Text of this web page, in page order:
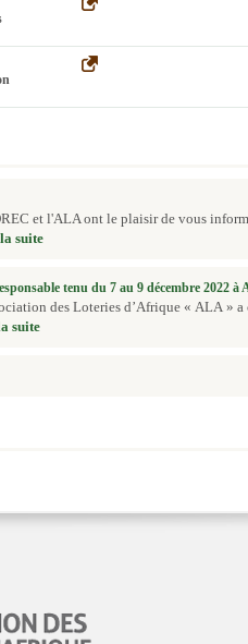
et l'ALA ont le plaisir de vous
suite
tenu du 7 au 9 décembre 2022 à
des Loteries d’Afrique « ALA »
suite